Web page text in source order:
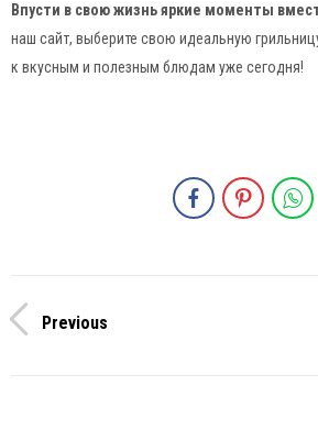
Впусти в свою жизнь яркие моменты
наш сайт, выберите свою идеальную
к вкусным и полезным блюдам уже сегодня!
Previous